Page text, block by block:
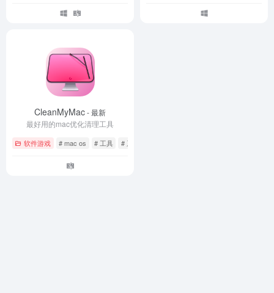
CleanMyMac- 最新
最好用的mac优化清理工具
软件游戏 # mac os # 工具 # 系统优化